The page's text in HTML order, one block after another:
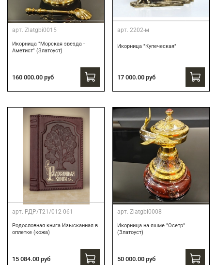
арт. Zlatgbi0015
Икорница "Морская звезда -
Аметист" (Златоуст)
160 000.00 руб
арт. 2202-м
Икорница "Купеческая"
17 000.00 руб
арт. РДР/Т21/012-061
Родословная книга Изысканная в
оплетке (кожа)
15 084.00 руб
арт. Zlatgbi0008
Икорница на яшме "Осетр"
(Златоуст)
50 000.00 руб